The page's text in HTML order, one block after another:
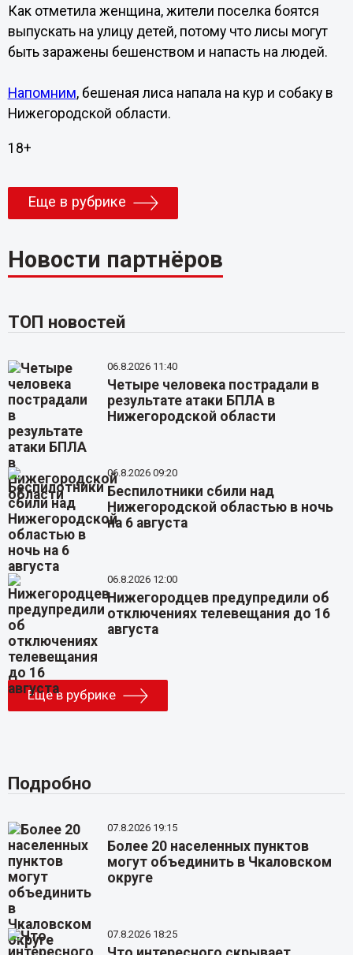
Как отметила женщина, жители поселка боятся
выпускать на улицу детей, потому что лисы могут
быть заражены бешенством и напасть на людей.
Напомним, бешеная лиса напала на кур и собаку в
Нижегородской области.
18+
Еще в рубрике
Новости партнёров
ТОП новостей
06.8.2026 11:40
Четыре человека пострадали в
результате атаки БПЛА в
Нижегородской области
06.8.2026 09:20
Беспилотники сбили над
Нижегородской областью в ночь
на 6 августа
06.8.2026 12:00
Нижегородцев предупредили об
отключениях телевещания до 16
августа
Еще в рубрике
Подробно
07.8.2026 19:15
Более 20 населенных пунктов
могут объединить в Чкаловском
округе
07.8.2026 18:25